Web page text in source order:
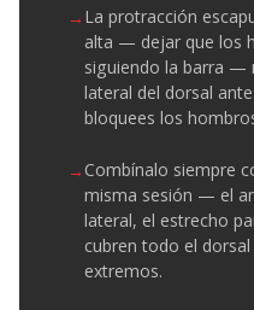
La protracción
alta — dejar que los
siguiendo la barra —
lateral del dorsal
bloquees los
Combínalo siempre
misma sesión — el
lateral, el estrecho
cubren todo el
extremos.